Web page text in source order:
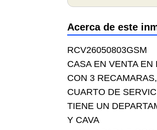
Acerca de este
RCV26050803GSM
CASA EN VENTA
CON 3
CUARTO DE
TIENE UN
Y CAVA